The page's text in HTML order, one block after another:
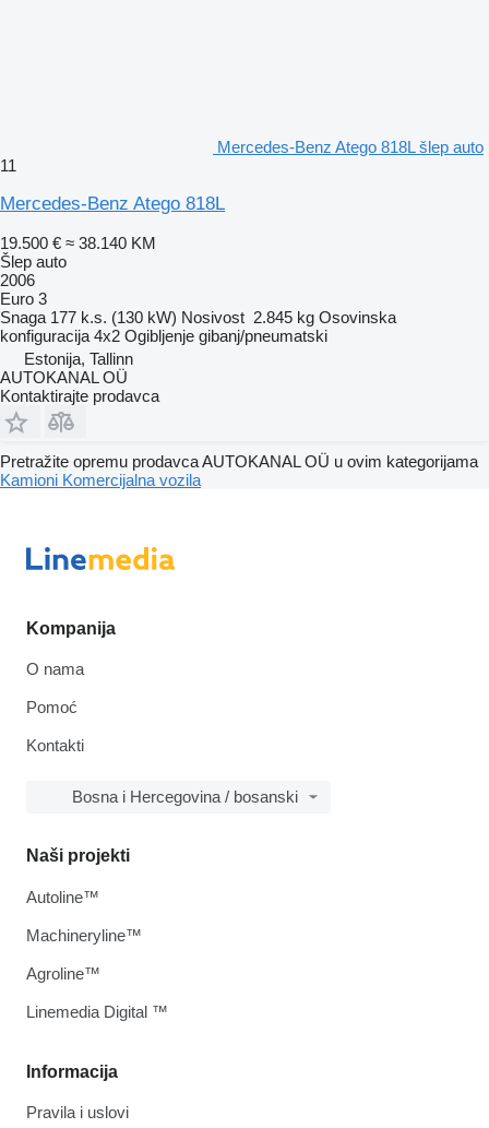
Mercedes-Benz Atego 818L šlep auto
11
Mercedes-Benz Atego 818L
19.500 € ≈ 38.140 KM
Šlep auto
2006
Euro 3
Snaga 177 k.s. (130 kW) Nosivost 2.845 kg Osovinska
konfiguracija 4x2 Ogibljenje gibanj/pneumatski
Estonija, Tallinn
AUTOKANAL OÜ
Kontaktirajte prodavca
Pretražite opremu prodavca AUTOKANAL OÜ u ovim kategorijama
Kamioni Komercijalna vozila
Kompanija
O nama
Pomoć
Kontakti
Bosna i Hercegovina / bosanski
Informacija
Pravila i uslovi
Naši projekti
Autoline™
Machineryline™
Agroline™
Linemedia Digital ™